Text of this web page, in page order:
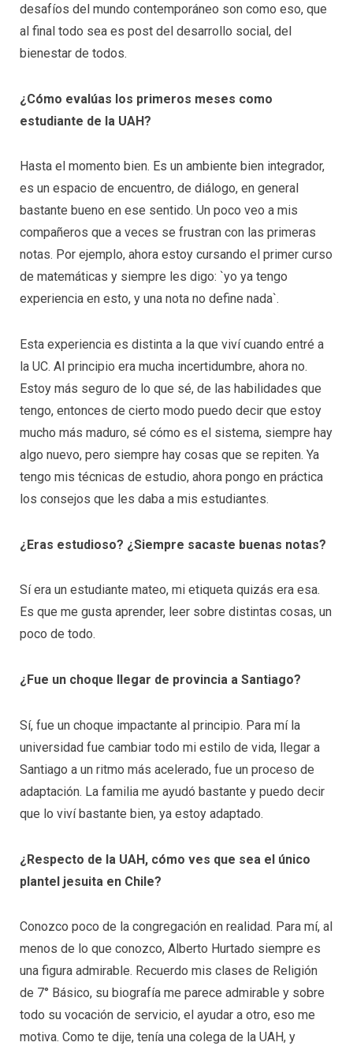
desafíos del mundo contemporáneo son como eso, que
al final todo sea es post del desarrollo social, del
bienestar de todos.
¿Cómo evalúas los primeros meses como
estudiante de la UAH?
Hasta el momento bien. Es un ambiente bien integrador,
es un espacio de encuentro, de diálogo, en general
bastante bueno en ese sentido. Un poco veo a mis
compañeros que a veces se frustran con las primeras
notas. Por ejemplo, ahora estoy cursando el primer curso
de matemáticas y siempre les digo: `yo ya tengo
experiencia en esto, y una nota no define nada`.
Esta experiencia es distinta a la que viví cuando entré a
la UC. Al principio era mucha incertidumbre, ahora no.
Estoy más seguro de lo que sé, de las habilidades que
tengo, entonces de cierto modo puedo decir que estoy
mucho más maduro, sé cómo es el sistema, siempre hay
algo nuevo, pero siempre hay cosas que se repiten. Ya
tengo mis técnicas de estudio, ahora pongo en práctica
los consejos que les daba a mis estudiantes.
¿Eras estudioso? ¿Siempre sacaste buenas notas?
Sí era un estudiante mateo, mi etiqueta quizás era esa.
Es que me gusta aprender, leer sobre distintas cosas, un
poco de todo.
¿Fue un choque llegar de provincia a Santiago?
Sí, fue un choque impactante al principio. Para mí la
universidad fue cambiar todo mi estilo de vida, llegar a
Santiago a un ritmo más acelerado, fue un proceso de
adaptación. La familia me ayudó bastante y puedo decir
que lo viví bastante bien, ya estoy adaptado.
¿Respecto de la UAH, cómo ves que sea el único
plantel jesuita en Chile?
Conozco poco de la congregación en realidad. Para mí, al
menos de lo que conozco, Alberto Hurtado siempre es
una figura admirable. Recuerdo mis clases de Religión
de 7° Básico, su biografía me parece admirable y sobre
todo su vocación de servicio, el ayudar a otro, eso me
motiva. Como te dije, tenía una colega de la UAH, y